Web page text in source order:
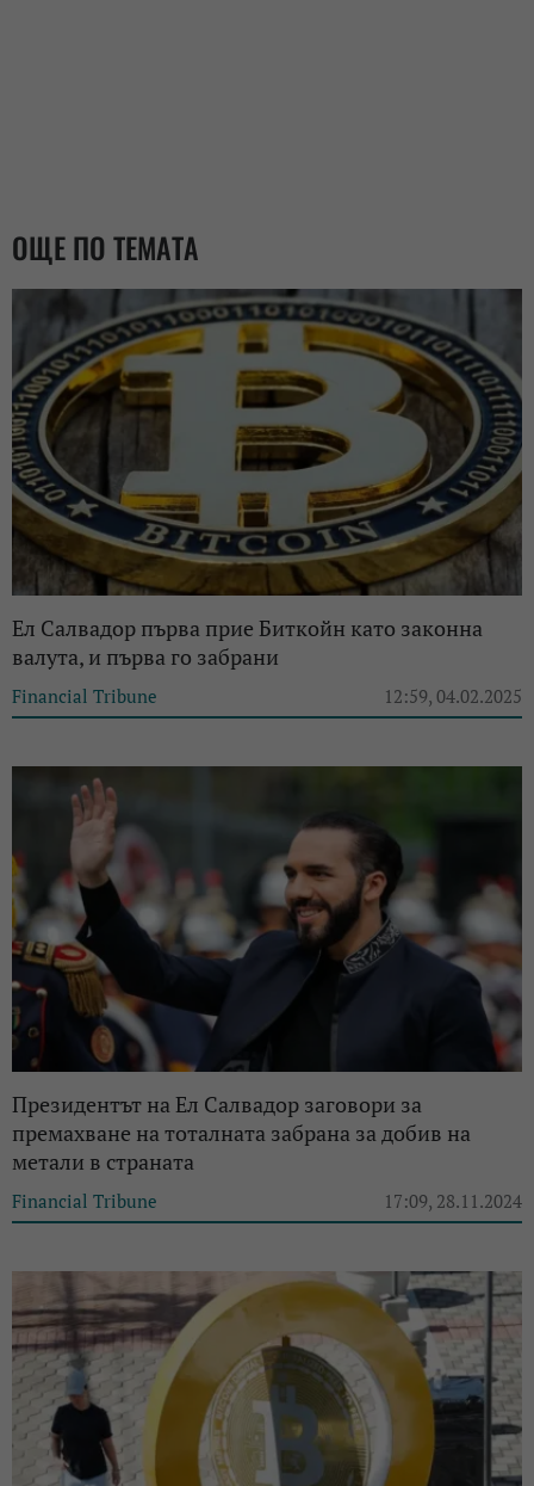
ОЩЕ ПО ТЕМАТА
Ел Салвадор първа прие Биткойн като законна
валута, и първа го забрани
Financial Tribune 12:59, 04.02.2025
Президентът на Ел Салвадор заговори за
премахване на тоталната забрана за добив на
метали в страната
Financial Tribune 17:09, 28.11.2024